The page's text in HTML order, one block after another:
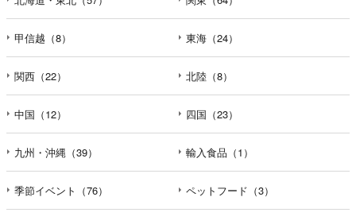
甲信越（8） 東海（24）
関西（22） 北陸（8）
中国（12） 四国（23）
九州・沖縄（39） 輸入食品（1）
季節イベント（76） ペットフード（3）